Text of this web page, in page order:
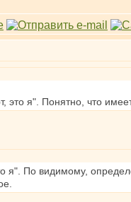
это я". Понятно, что
я". По видимому,